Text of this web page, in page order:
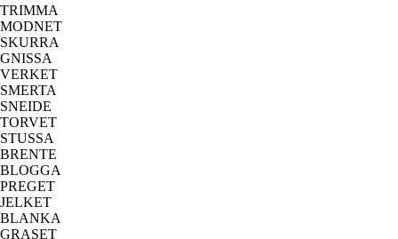
TRIMMA
MODNET
SKURRA
GNISSA
VERKET
SMERTA
SNEIDE
TORVET
STUSSA
BRENTE
BLOGGA
PREGET
JELKET
BLANKA
GRASET